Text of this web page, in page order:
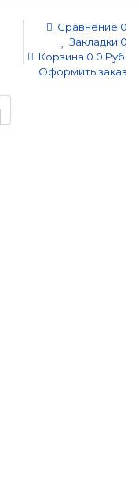
Сравнение 0
Закладки 0
Корзина 0 0 Руб.
Оформить заказ